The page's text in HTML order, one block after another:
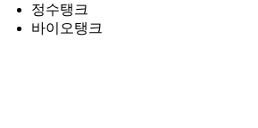
정수탱크
바이오탱크